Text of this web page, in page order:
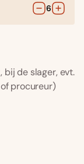
6
de slager, evt.
procureur)